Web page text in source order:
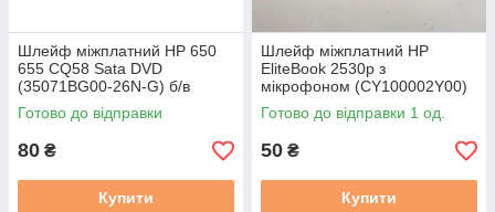
Шлейф міжплатний HP 650
655 CQ58 Sata DVD
(35071BG00-26N-G) б/в
Готово до відправки
80 ₴
Купити
Шлейф міжплатний HP
EliteBook 2530p з
мікрофоном (CY100002Y00)
бу
Готово до відправки 1 од.
50 ₴
Купити